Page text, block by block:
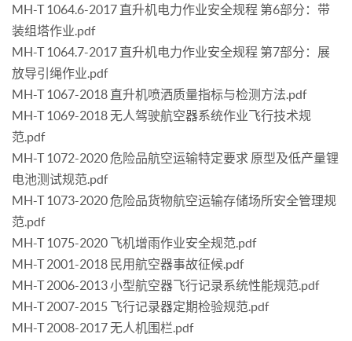
MH-T 1064.6-2017 直升机电力作业安全规程 第6部分：带
装组塔作业.pdf
MH-T 1064.7-2017 直升机电力作业安全规程 第7部分：展
放导引绳作业.pdf
MH-T 1067-2018 直升机喷洒质量指标与检测方法.pdf
MH-T 1069-2018 无人驾驶航空器系统作业飞行技术规
范.pdf
MH-T 1072-2020 危险品航空运输特定要求 原型及低产量锂
电池测试规范.pdf
MH-T 1073-2020 危险品货物航空运输存储场所安全管理规
范.pdf
MH-T 1075-2020 飞机增雨作业安全规范.pdf
MH-T 2001-2018 民用航空器事故征候.pdf
MH-T 2006-2013 小型航空器飞行记录系统性能规范.pdf
MH-T 2007-2015 飞行记录器定期检验规范.pdf
MH-T 2008-2017 无人机围栏.pdf